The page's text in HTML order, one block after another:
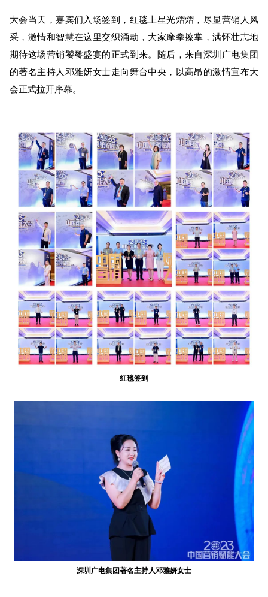
大会当天，嘉宾们入场签到，红毯上星光熠熠，尽显营销人风
采，激情和智慧在这里交织涌动，大家摩拳擦掌，满怀壮志地
期待这场营销饕餮盛宴的正式到来。随后，来自深圳广电集团
的著名主持人邓雅妍女士走向舞台中央，以高昂的激情宣布大
会正式拉开序幕。
红毯签到
深圳广电集团著名主持人邓雅妍女士